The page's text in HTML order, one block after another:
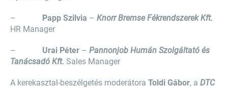
– Papp Szilvia – Knorr Bremse Fékrendszerek Kft.
HR Manager
– Urai Péter – Pannonjob Humán Szolgáltató és
Tanácsadó Kft. Sales Manager
A kerekasztal-beszélgetés moderátora Toldi Gábor, a DTC